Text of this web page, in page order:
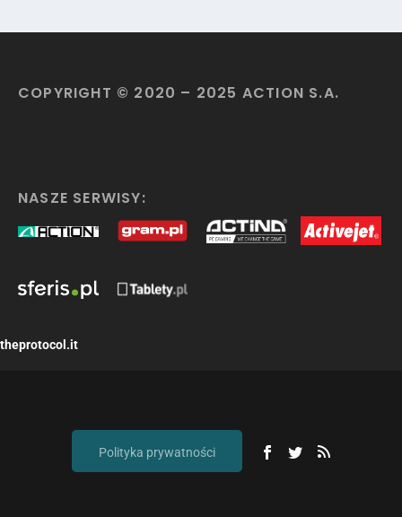
COPYRIGHT © 2020 – 2025 ACTION S.A.
NASZE SERWISY:
theprotocol.it
Polityka prywatności